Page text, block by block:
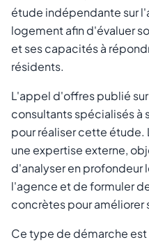
étude indépendante sur
logement afin d'évaluer
et ses capacités à
résidents.
L'appel d'offres publié
consultants spécialisés à
pour réaliser cette
une expertise externe,
d'analyser en profondeur
l'agence et de formuler
concrètes pour améliorer
Ce type de démarche